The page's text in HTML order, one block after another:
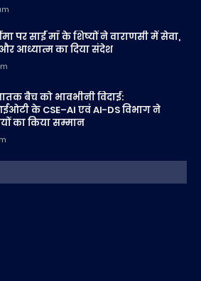
पर साईं माँ के शिष्यों ने वाराणसी में सेवा,
आध्यात्म का दिया संदेश
बैच को भावभीनी विदाई:
के CSE–AI एवं AI-DS विभाग ने
का किया सम्मान